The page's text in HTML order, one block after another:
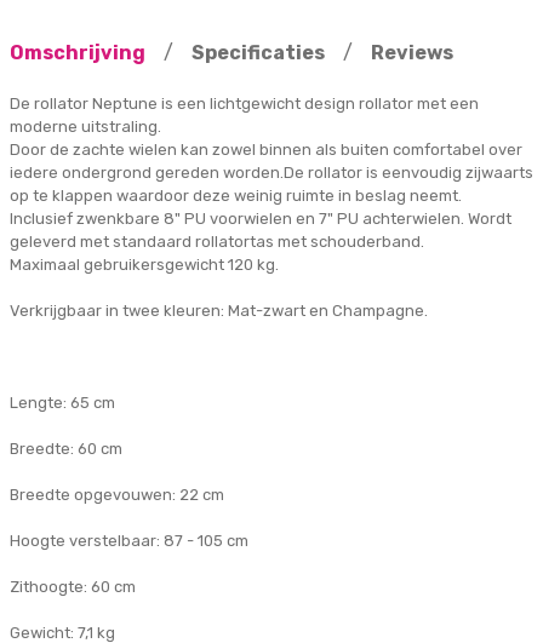
Omschrijving / Specificaties / Reviews
De rollator Neptune is een lichtgewicht design rollator met een
moderne uitstraling.
Door de zachte wielen kan zowel binnen als buiten comfortabel over
iedere ondergrond gereden worden.De rollator is eenvoudig zijwaarts
op te klappen waardoor deze weinig ruimte in beslag neemt.
Inclusief zwenkbare 8" PU voorwielen en 7" PU achterwielen. Wordt
geleverd met standaard rollatortas met schouderband.
Maximaal gebruikersgewicht 120 kg.
Verkrijgbaar in twee kleuren: Mat-zwart en Champagne.
Lengte: 65 cm
Breedte: 60 cm
Breedte opgevouwen: 22 cm
Hoogte verstelbaar: 87 - 105 cm
Zithoogte: 60 cm
Gewicht: 7,1 kg